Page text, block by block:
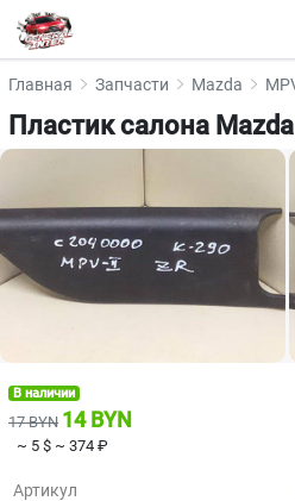
Главная Запчасти Mazda
Пластик салона
В наличии
17 BYN 14 BYN
~ 5 $ ~ 374 ₽
Артикул